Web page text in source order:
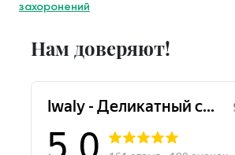
захоронений
Нам доверяют!